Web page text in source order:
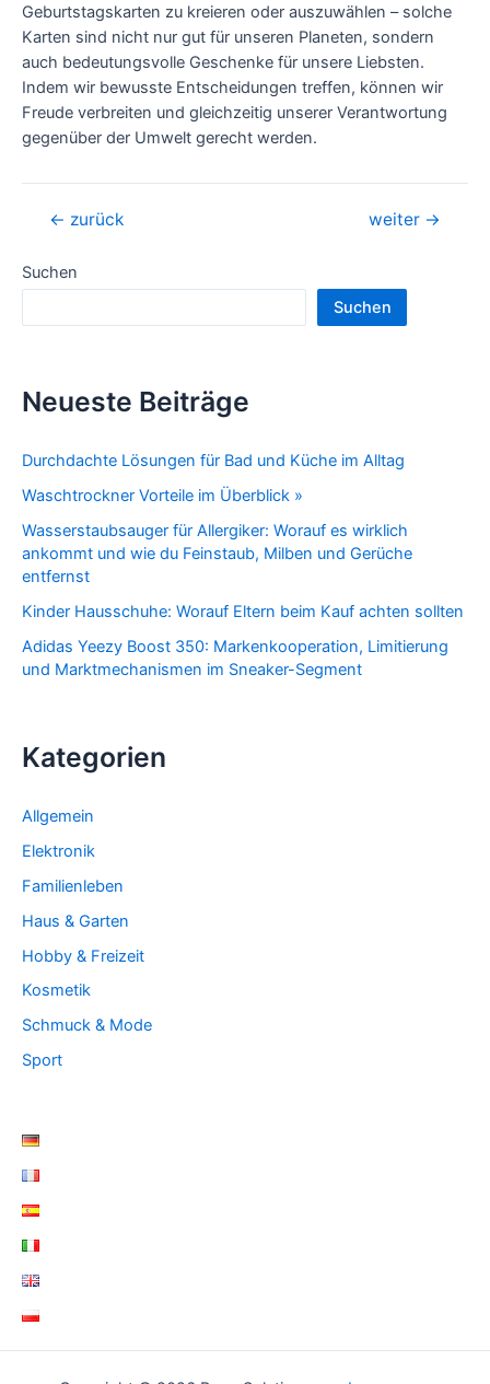
Geburtstagskarten zu kreieren oder auszuwählen – solche
Karten sind nicht nur gut für unseren Planeten, sondern
auch bedeutungsvolle Geschenke für unsere Liebsten.
Indem wir bewusste Entscheidungen treffen, können wir
Freude verbreiten und gleichzeitig unserer Verantwortung
gegenüber der Umwelt gerecht werden.
Beitragsnavigation
← zurück weiter →
Suchen
Suchen
Neueste Beiträge
Durchdachte Lösungen für Bad und Küche im Alltag
Waschtrockner Vorteile im Überblick »
Wasserstaubsauger für Allergiker: Worauf es wirklich
ankommt und wie du Feinstaub, Milben und Gerüche
entfernst
Kinder Hausschuhe: Worauf Eltern beim Kauf achten sollten
Adidas Yeezy Boost 350: Markenkooperation, Limitierung
und Marktmechanismen im Sneaker-Segment
Kategorien
Allgemein
Elektronik
Familienleben
Haus & Garten
Hobby & Freizeit
Kosmetik
Schmuck & Mode
Sport